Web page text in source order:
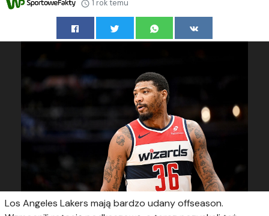
1 rok temu
Los Angeles Lakers mają bardzo udany offseason.